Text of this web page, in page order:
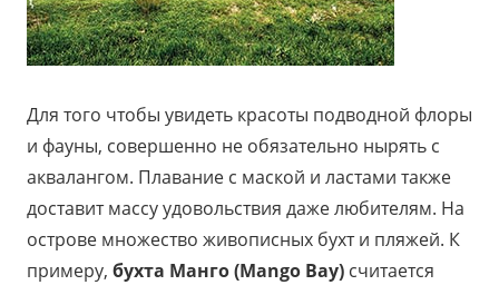
Для того чтобы увидеть красоты подводной флоры
и фауны, совершенно не обязательно нырять с
аквалангом. Плавание с маской и ластами также
доставит массу удовольствия даже любителям. На
острове множество живописных бухт и пляжей. К
примеру, бухта Манго (Mango Bay) считается